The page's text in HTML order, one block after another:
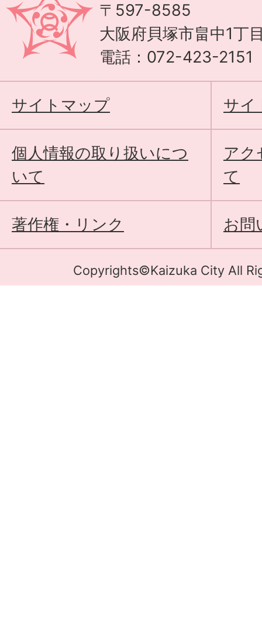
〒597-8585
大阪府貝塚市畠中1丁
電話：072-423-2151
サイトマップ サイ
個人情報の取り扱いにつ
いて
アク
て
著作権・リンク お問
Copyrights©Kaizuka City All